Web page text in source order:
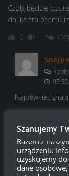
Czołg będzie
dni konta
0
Najpewniej,
Szanujemy
Razem z
urządzeniu
uzyskujemy
dane